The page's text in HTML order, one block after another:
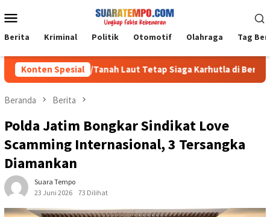
ke
kontenMobile
Berita Kriminal Politik Otomotif Olahraga Tag
Konten Spesial
1009/Tanah Laut Tetap Siaga Karhutla di Berbagai Lokasi
Beranda Berita
Polda Jatim Bongkar Sindikat Love
Scamming Internasional, 3 Tersangka
Diamankan
Suara Tempo
23 Juni 2026
73 Dilihat